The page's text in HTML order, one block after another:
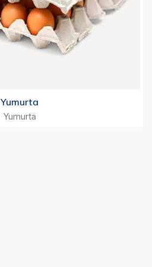
Yumurta
Yumurta